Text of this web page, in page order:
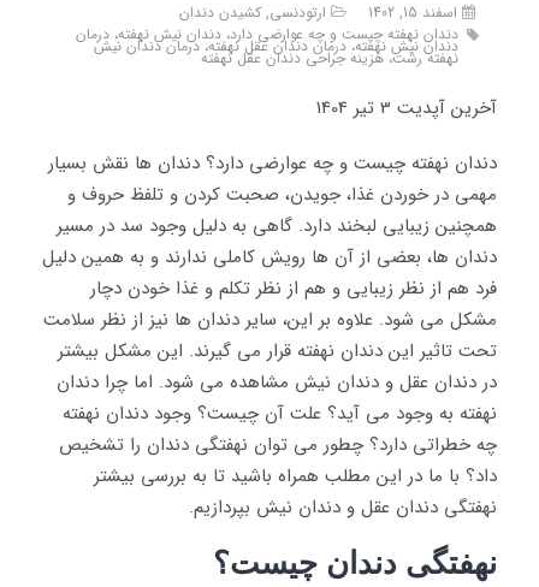
اسفند 15, 1402 ارتودنسی, کشیدن دندان
دندان نهفته چیست و چه عوارضی دارد، دندان نیش نهفته، درمان
دندان نیش نهفته، درمان دندان عقل نهفته، درمان دندان نیش
نهفته رشت، هزینه جراحی دندان عقل نهفته
آخرین آپدیت 3 تیر 1404
دندان نهفته چیست و چه عوارضی دارد؟ دندان ها نقش بسیار
مهمی در خوردن غذا، جویدن، صحبت کردن و تلفظ حروف و
همچنین زیبایی لبخند دارد. گاهی به دلیل وجود سد در مسیر
دندان ها، بعضی از آن ها رویش کاملی ندارند و به همین دلیل
فرد هم از نظر زیبایی و هم از نظر تکلم و غذا خودن دچار
مشکل می شود. علاوه بر این، سایر دندان ها نیز از نظر سلامت
تحت تاثیر این دندان نهفته قرار می گیرند. این مشکل بیشتر
در دندان عقل و دندان نیش مشاهده می شود. اما چرا دندان
نهفته به وجود می آید؟ علت آن چیست؟ وجود دندان نهفته
چه خطراتی دارد؟ چطور می توان نهفتگی دندان را تشخیص
داد؟ با ما در این مطلب همراه باشید تا به بررسی بیشتر
نهفتگی دندان عقل و دندان نیش بپردازیم.
نهفتگی دندان چیست؟